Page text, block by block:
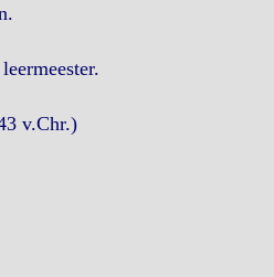
v.Chr.)